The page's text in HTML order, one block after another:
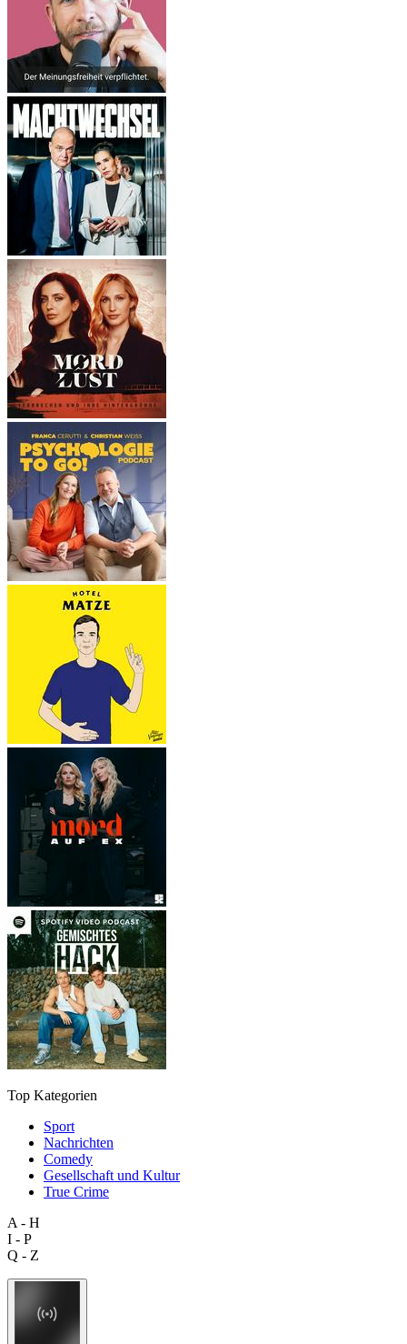
Top Kategorien
Sport
Nachrichten
Comedy
Gesellschaft und Kultur
True Crime
A - H
I - P
Q - Z